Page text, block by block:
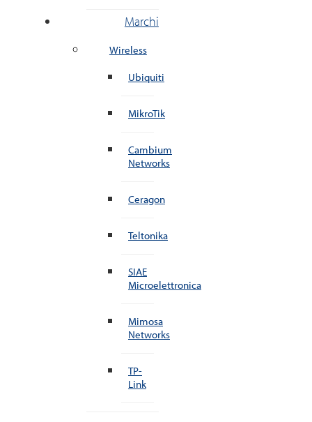
Marchi
Wireless
Ubiquiti
MikroTik
Cambium
Networks
Ceragon
Teltonika
SIAE
Microelettronica
Mimosa
Networks
TP-
Link